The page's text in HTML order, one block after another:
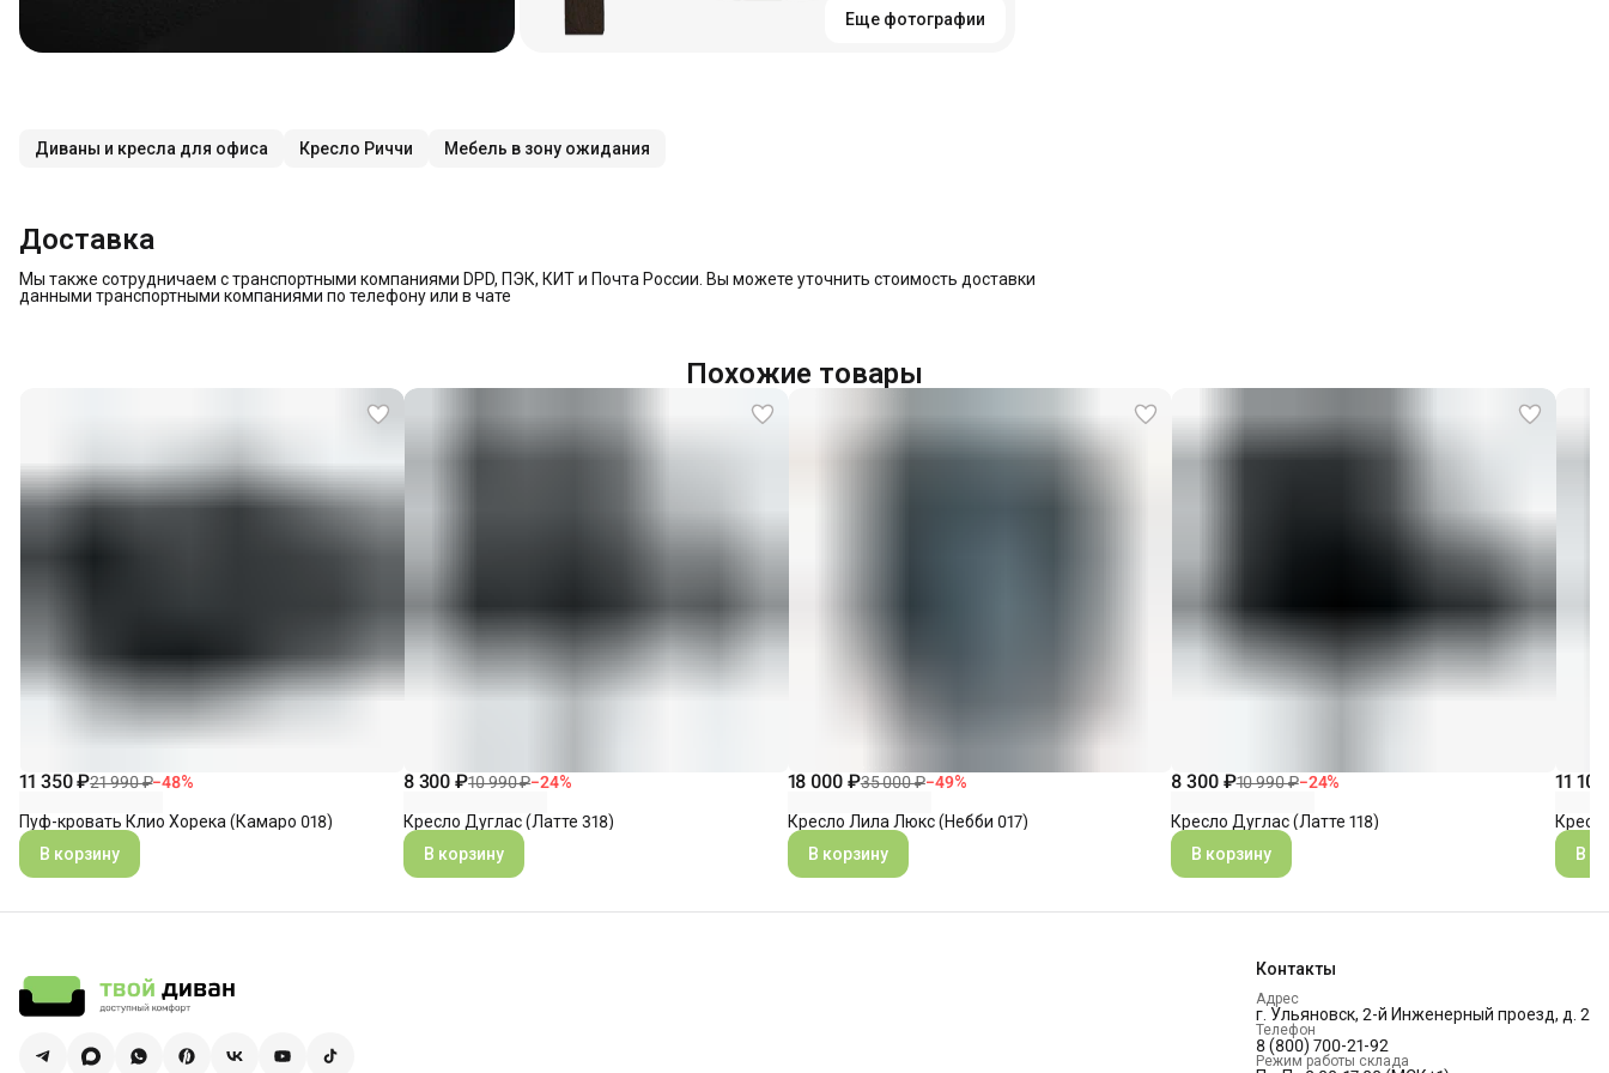
Еще фотографии
Диваны и кресла для офиса Кресло Риччи Мебель в зону ожидания
Доставка
Мы также сотрудничаем с транспортными компаниями DPD, ПЭК, КИТ и Почта России. Вы можете уточнить стоимость доставки
данными транспортными компаниями по телефону или в чате
Похожие товары
11 350 ₽21 990 ₽−48%
Пуф-кровать Клио Хорека (Камаро 018)
В корзину
8 300 ₽10 990 ₽−24%
Кресло Дуглас (Латте 318)
В корзину
18 000 ₽35 000 ₽−49%
Кресло Лила Люкс (Небби 017)
В корзину
8 300 ₽10 990 ₽−24%
Кресло Дуглас (Латте 118)
В корзину
11
В
Контакты
Адрес
г. Ульяновск, 2-й Инженерный проезд, д. 2
Телефон
8 (800) 700-21-92
Режим работы склада